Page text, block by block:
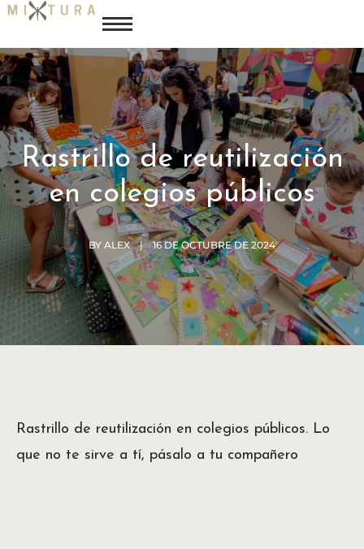
Rastrillo de reutilización
en colegios públicos
BY ALEX 16 DE OCTUBRE DE 2024
Rastrillo de reutilización en colegios públicos. Lo
que no te sirve a tí, pásalo a tu compañero